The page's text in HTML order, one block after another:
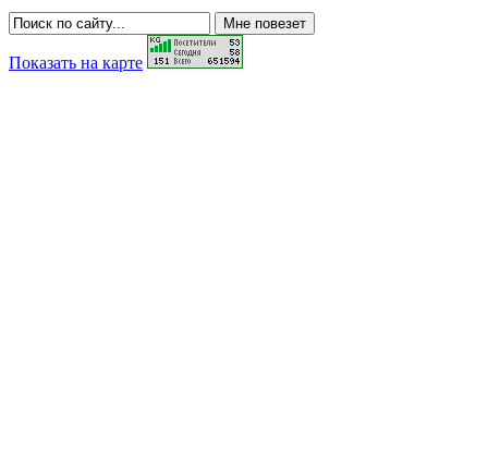
Показать на карте